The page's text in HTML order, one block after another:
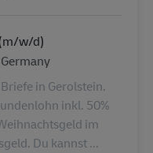
w/d)
in Gerolstein.
inkl. 50%
im
Du kannst ...